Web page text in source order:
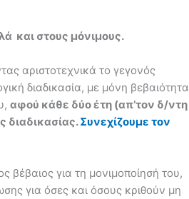
και στους μόνιμους.
αριστοτεχνικά το γεγονός
διαδικασία, με μόνη βεβαιότητα
αφού κάθε δύο έτη (απ’τον δ/ντη
διαδικασίας.Συνεχίζουμε τον
βέβαιος για τη μονιμοποίησή του,
για όσες και όσους κριθούν μη